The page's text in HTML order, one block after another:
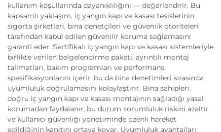
kullanım koşullarında dayanıklılığını — değerlendirir. Bu
kapsamlı yaklaşım, iç yangın kapı ve kasası tesislerinin
sigorta şirketleri, bina denetçileri ve güvenlik otoriteleri
tarafından kabul edilen güvenilir koruma sağlamasını
garanti eder. Sertifikalı iç yangın kapı ve kasası sistemleriyle
birlikte verilen belgelendirme paketi, ayrıntılı montaj
talimatları, bakım programları ve performans
spesifikasyonlarını içerir; bu da bina denetimleri sırasında
uyumluluk doğrulamasını kolaylaştırır. Bina sahipleri,
doğru iç yangın kapı ve kasası montajının sağladığı yasal
korumadan faydalanır; bu durum sorumluluk riskini azaltır
ve kullanıcı güvenliği yönetiminde özenli hareket
edildiğinin kanıtını ortaya koyar. Uyumluluk avantajları,